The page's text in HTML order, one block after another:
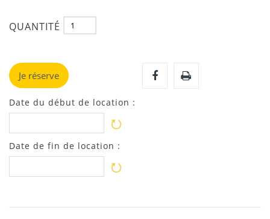
QUANTITÉ
Je réserve
Date du début de location :
Date de fin de location :